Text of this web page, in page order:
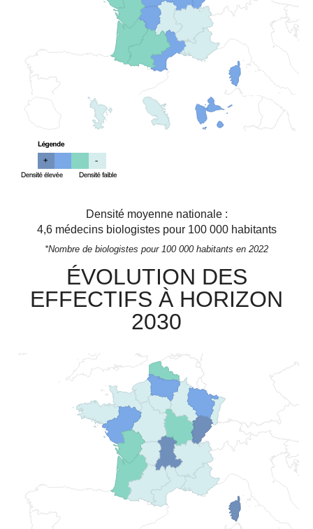
Densité moyenne nationale :
4,6médecins biologistes pour 100 000 habitants
*Nombre de biologistes pour 100 000 habitants en 2022
ÉVOLUTION DES
EFFECTIFS À HORIZON
2030